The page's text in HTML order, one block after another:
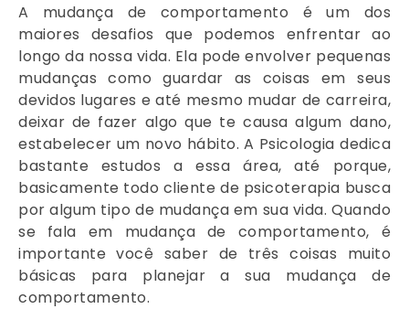
A mudança de comportamento é um dos
maiores desafios que podemos enfrentar ao
longo da nossa vida. Ela pode envolver pequenas
mudanças como guardar as coisas em seus
devidos lugares e até mesmo mudar de carreira,
deixar de fazer algo que te causa algum dano,
estabelecer um novo hábito. A Psicologia dedica
bastante estudos a essa área, até porque,
basicamente todo cliente de psicoterapia busca
por algum tipo de mudança em sua vida. Quando
se fala em mudança de comportamento, é
importante você saber de três coisas muito
básicas para planejar a sua mudança de
comportamento.